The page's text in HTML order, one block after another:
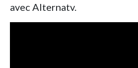
avec Alternatv.